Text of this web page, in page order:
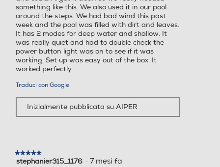
something like this. We also used it in our pool
around the steps. We had bad wind this past
week and the pool was filled with dirt and leaves.
It has 2 modes for deep water and shallow. It
was really quiet and had to double check the
power button light was on to see if it was
working. Set up was easy out of the box. It
worked perfectly.
Traduci con Google
Inizialmente pubblicata su AIPER
★★★★★
★★★★★
5stephanier315_1176 · 7 mesi fa